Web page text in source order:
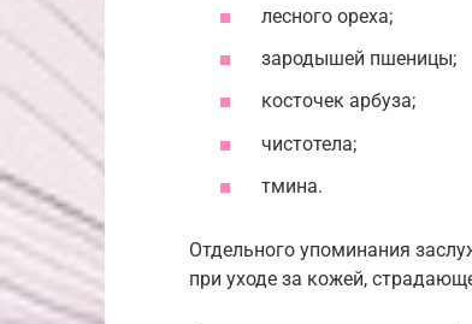
лесного ореха;
зародышей пшеницы;
косточек арбуза;
чистотела;
тмина.
Отдельного упоминания
при уходе за кожей,